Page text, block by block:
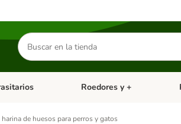
Buscar
productos
abierto: Dieta Vet.Menú de categoria abierto:
Roedores y +
de huesos para perros y gatos